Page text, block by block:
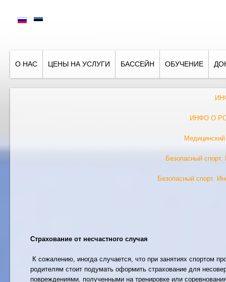
О НАС ЦЕНЫ НА УСЛУГИ БАССЕЙН ОБУЧЕНИЕ
ИНФО О
Безопасный
Безопасный спорт.
Страхование от несчастного случая
К сожалению, иногда случается, что при занятиях спортом
родителям стоит подумать оформить страхование для
повреждениями, полученными на тренировке или